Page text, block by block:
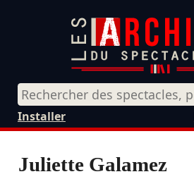
Installer
Juliette Galamez